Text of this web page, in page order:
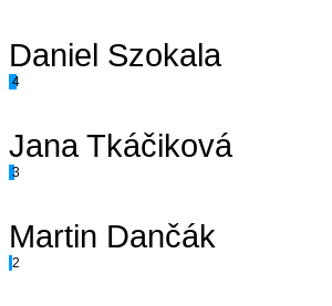
Daniel Szokala
4
Jana Tkáčiková
3
Martin Dančák
2